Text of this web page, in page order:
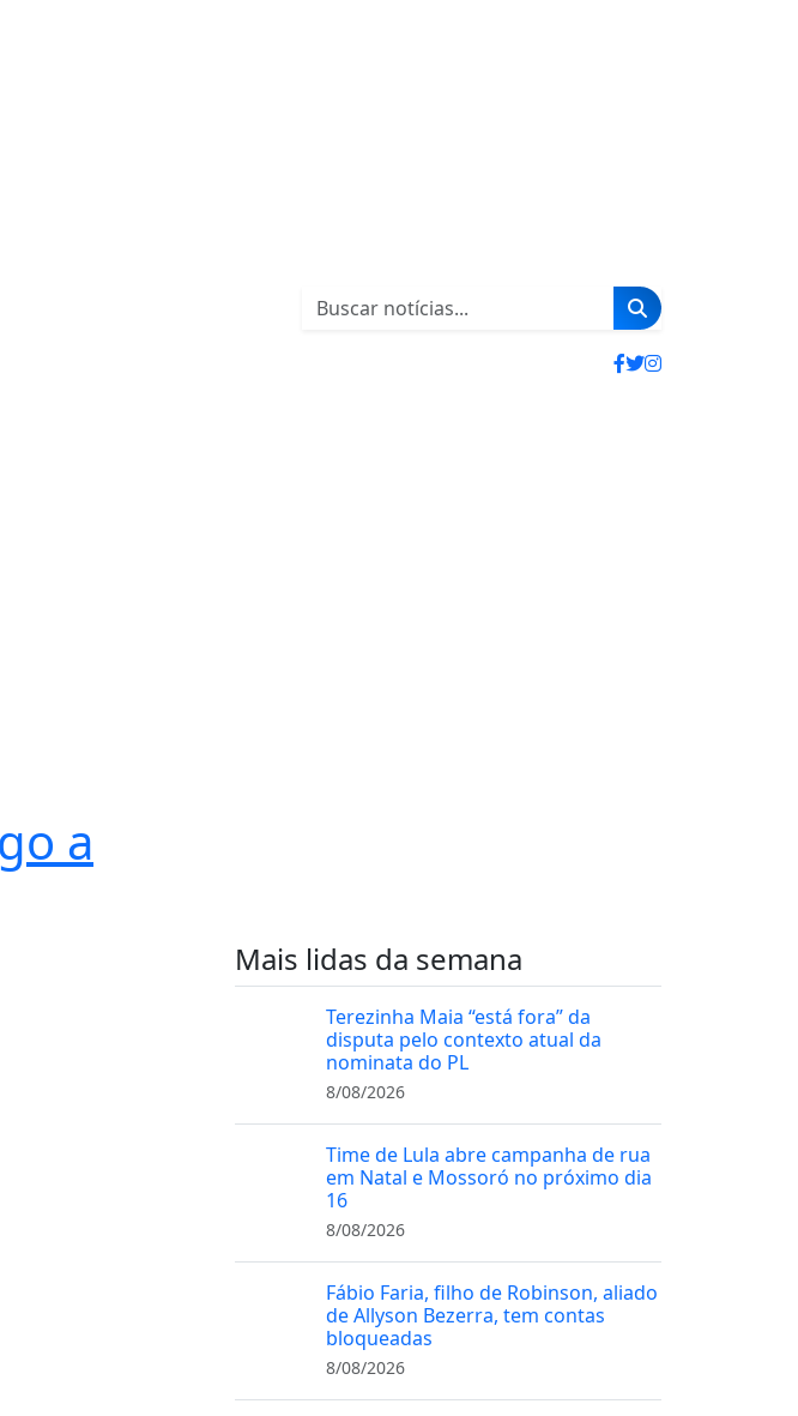
a
Mais lidas da semana
Terezinha Maia “está fora” da
disputa pelo contexto atual da
nominata do PL
8/08/2026
Time de Lula abre campanha de rua
em Natal e Mossoró no próximo dia
16
8/08/2026
Fábio Faria, filho de Robinson, aliado
de Allyson Bezerra, tem contas
bloqueadas
8/08/2026